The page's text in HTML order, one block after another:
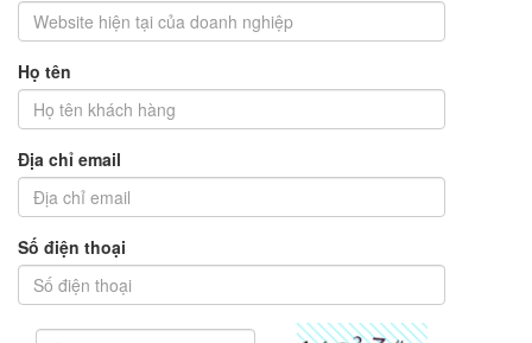
Họ tên
Địa chỉ email
Số điện thoại